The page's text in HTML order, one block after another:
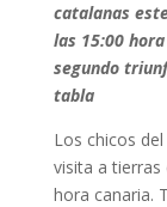
catalanas
las 15:00
segundo
tabla
Los chicos
visita a tierras
hora canaria.